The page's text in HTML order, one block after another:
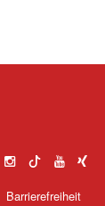
Barrierefreiheit